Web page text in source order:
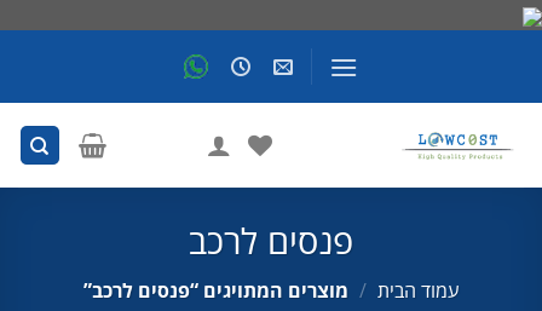
פנסים לרכב
עמוד הבית / מוצרים המתויגים “פנסים לרכב”